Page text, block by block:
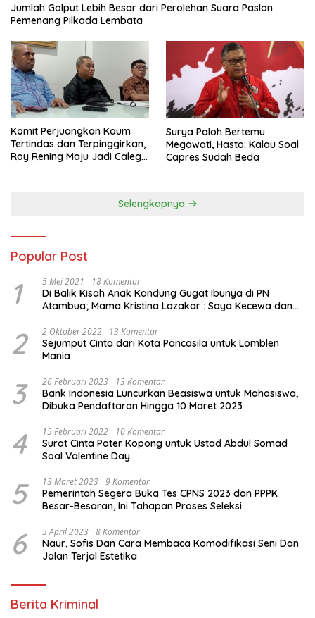
Jumlah Golput Lebih Besar dari Perolehan Suara Paslon
Pemenang Pilkada Lembata
Komit Perjuangkan Kaum
Tertindas dan Terpinggirkan,
Roy Rening Maju Jadi Caleg
Surya Paloh Bertemu
Megawati, Hasto: Kalau Soal
Capres Sudah Beda
Selengkapnya
Popular Post
1 5 Mei 2021 18 Komentar
Di Balik Kisah Anak Kandung Gugat Ibunya di PN
Atambua; Mama Kristina Lazakar : Saya Kecewa dan
2 2 Oktober 2022 13 Komentar
Sejumput Cinta dari Kota Pancasila untuk Lomblen
Mania
3 26 Februari 2023 13 Komentar
Bank Indonesia Luncurkan Beasiswa untuk Mahasiswa,
Dibuka Pendaftaran Hingga 10 Maret 2023
4 15 Februari 2022 10 Komentar
Surat Cinta Pater Kopong untuk Ustad Abdul Somad
Soal Valentine Day
5 13 Maret 2023 9 Komentar
Pemerintah Segera Buka Tes CPNS 2023 dan PPPK
Besar-Besaran, Ini Tahapan Proses Seleksi
6 5 April 2023 8 Komentar
Naur, Sofis Dan Cara Membaca Komodifikasi Seni Dan
Jalan Terjal Estetika
Berita Kriminal